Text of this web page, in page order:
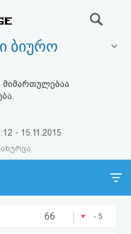
ბიურო
მიმართულებაა
- 15.11.2015
66 | - 5